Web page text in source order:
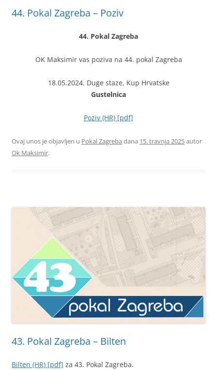
44. Pokal Zagreba – Poziv
44. Pokal Zagreba
OK Maksimir vas poziva na 44. pokal Zagreba
18.05.2024. Duge staze, Kup Hrvatske
Gustelnica
Poziv (HR) [pdf]
Ovaj unos je objavljen u Pokal Zagreba dana 15. travnja 2025autor
Ok Maksimir.
43. Pokal Zagreba – Bilten
Bilten (HR) [pdf] za 43. Pokal Zagreba.